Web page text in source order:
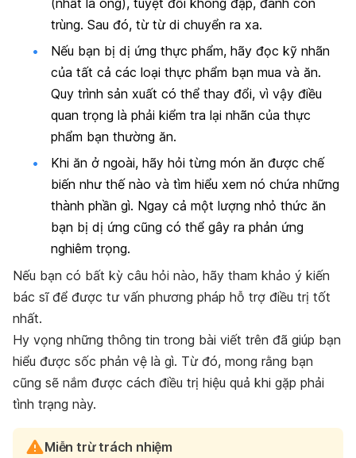
trùng. Sau đó, từ từ di chuyển ra xa.
Nếu bạn bị dị ứng thực phẩm, hãy đọc kỹ nhãn
của tất cả các loại thực phẩm bạn mua và ăn.
Quy trình sản xuất có thể thay đổi, vì vậy điều
quan trọng là phải kiểm tra lại nhãn của thực
phẩm bạn thường ăn.
Khi ăn ở ngoài, hãy hỏi từng món ăn được chế
biến như thế nào và tìm hiểu xem nó chứa những
thành phần gì. Ngay cả một lượng nhỏ thức ăn
bạn bị dị ứng cũng có thể gây ra phản ứng
nghiêm trọng.
Nếu bạn có bất kỳ câu hỏi nào, hãy tham khảo ý kiến
bác sĩ để được tư vấn phương pháp hỗ trợ điều trị tốt
nhất.
Hy vọng những thông tin trong bài viết trên đã giúp bạn
hiểu được sốc phản vệ là gì. Từ đó, mong rằng bạn
cũng sẽ nắm được cách điều trị hiệu quả khi gặp phải
tình trạng này.
Miễn trừ trách nhiệm